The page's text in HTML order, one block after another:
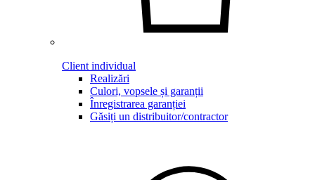
Client individual
Realizări
Culori, vopsele și garanții
Înregistrarea garanției
Găsiți un distribuitor/contractor